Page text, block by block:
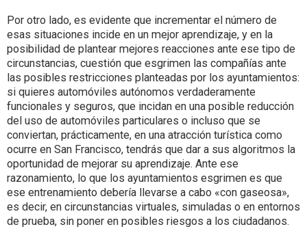
Por otro lado, es evidente que incrementar el número de
esas situaciones incide en un mejor aprendizaje, y en la
posibilidad de plantear mejores reacciones ante ese tipo de
circunstancias, cuestión que esgrimen las compañías ante
las posibles restricciones planteadas por los ayuntamientos:
si quieres automóviles autónomos verdaderamente
funcionales y seguros, que incidan en una posible reducción
del uso de automóviles particulares o incluso que se
conviertan, prácticamente, en una atracción turística como
ocurre en San Francisco, tendrás que dar a sus algoritmos la
oportunidad de mejorar su aprendizaje. Ante ese
razonamiento, lo que los ayuntamientos esgrimen es que
ese entrenamiento debería llevarse a cabo «con gaseosa»,
es decir, en circunstancias virtuales, simuladas o en entornos
de prueba, sin poner en posibles riesgos a los ciudadanos.